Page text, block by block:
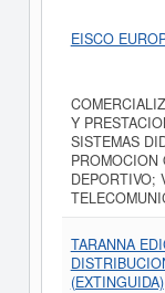
EISCO
Y
SISTEMAS
PROMOCION
DEPORTIVO;
TARANNA
(EXTINGUIDA)